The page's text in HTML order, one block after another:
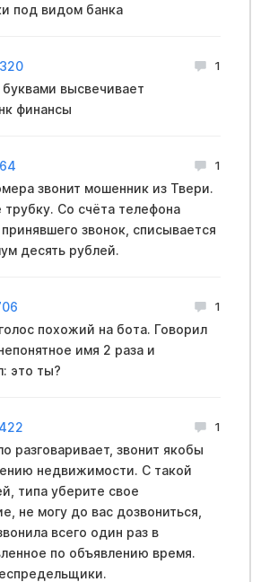
под видом банка
1
высвечивает
финансы
1
звонит мошенник из Твери.
трубку. Со счёта телефона
звонок, списывается
десять рублей.
1
похожий на бота. Говорил
имя 2 раза и
это ты?
1
разговаривает, звонит якобы
недвижимости. С такой
типа уберите свое
не могу до вас дозвониться,
всего один раз в
по объявлению время.